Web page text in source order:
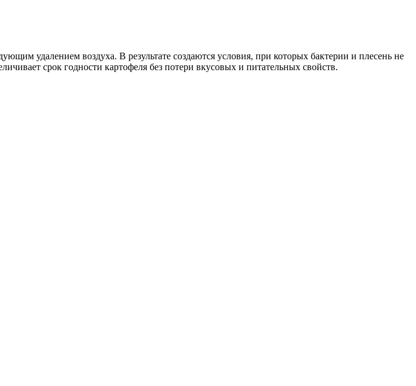
удалением воздуха. В результате создаются условия, при которых бактерии и плесень не
срок годности картофеля без потери вкусовых и питательных свойств.